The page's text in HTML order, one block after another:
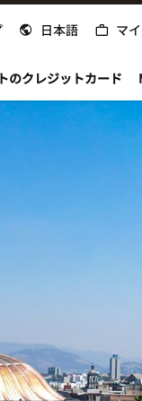
日本語 マ
のクレジットカード